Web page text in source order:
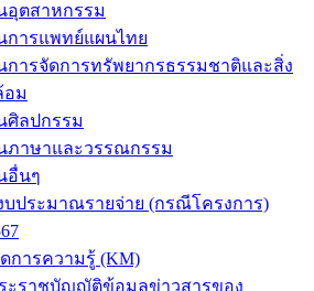
อุตสาหกรรม
การแพทย์แผนไทย
การจัดการทรัพยากรธรรมชาติและสิ่ง
อม
ศิลปกรรม
ภาษาและวรรณกรรม
อื่นๆ
ประมาณรายจ่าย (กรณีโครงการ)
การความรู้ (KM)
ระราชบัญญัติข้อมูลข่าวสารของ